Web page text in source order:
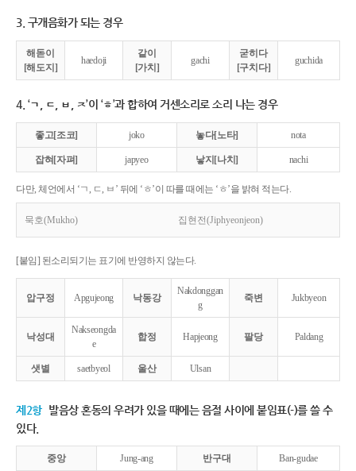
3. 구개음화가 되는 경우
해돋이
[해도지]
haedoji
같이
[가치]
gachi
굳히다
[구치다]
guchida
4. ‘ㄱ, ㄷ, ㅂ, ㅈ’이 ‘ㅎ’과 합하여 거센소리로 소리 나는 경우
좋고[조코] joko 놓다[노타] nota
잡혀[자펴] japyeo 낳지[나치] nachi
다만, 체언에서 ‘ㄱ, ㄷ, ㅂ’ 뒤에 ‘ㅎ’이 따를 때에는 ‘ㅎ’을 밝혀 적는다.
묵호(Mukho) 집현전(Jiphyeonjeon)
[붙임] 된소리되기는 표기에 반영하지 않는다.
압구정 Apgujeong 낙동강
Nakdonggan
g
죽변 Jukbyeon
낙성대
Nakseongda
e
합정 Hapjeong 팔당 Paldang
샛별 saetbyeol 울산 Ulsan
제2항 발음상 혼동의 우려가 있을 때에는 음절 사이에 붙임표(-)를 쓸 수
있다.
중앙 Jung-ang 반구대 Ban-gudae